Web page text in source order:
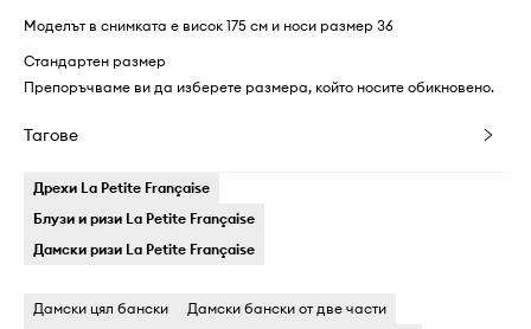
Моделът в снимката е висок 175 см и носи размер 36
Стандартен размер
Препоръчваме ви да изберете размера, който носите обикновено.
Тагове
Дрехи La Petite Française
Блузи и ризи La Petite Française
Дамски ризи La Petite Française
Дамски цял бански
Дамски бански oт две части